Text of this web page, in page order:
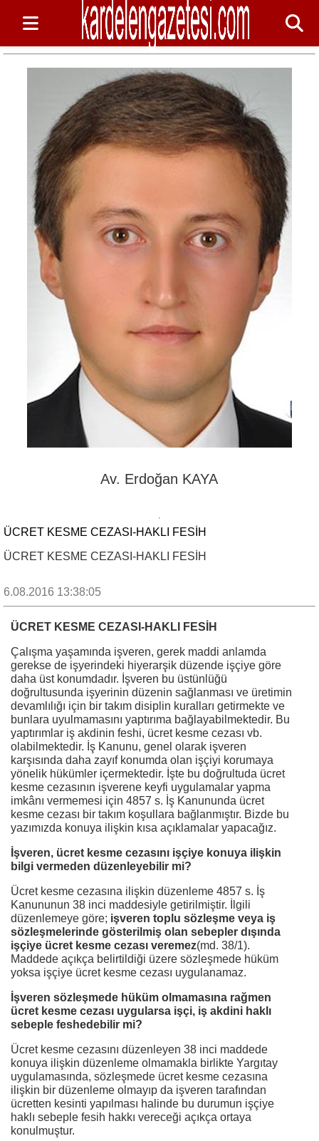
Av. Erdoğan KAYA
ÜCRET KESME CEZASI-HAKLI FESİH
ÜCRET KESME CEZASI-HAKLI FESİH
6.08.2016 13:38:05
ÜCRET KESME CEZASI-HAKLI FESİH
Çalışma yaşamında işveren, gerek maddi anlamda
gerekse de işyerindeki hiyerarşik düzende işçiye göre
daha üst konumdadır. İşveren bu üstünlüğü
doğrultusunda işyerinin düzenin sağlanması ve üretimin
devamlılığı için bir takım disiplin kuralları getirmekte ve
bunlara uyulmamasını yaptırıma bağlayabilmektedir. Bu
yaptırımlar iş akdinin feshi, ücret kesme cezası vb.
olabilmektedir. İş Kanunu, genel olarak işveren
karşısında daha zayıf konumda olan işçiyi korumaya
yönelik hükümler içermektedir. İşte bu doğrultuda ücret
kesme cezasının işverene keyfi uygulamalar yapma
imkânı vermemesi için 4857 s. İş Kanununda ücret
kesme cezası bir takım koşullara bağlanmıştır. Bizde bu
yazımızda konuya ilişkin kısa açıklamalar yapacağız.
İşveren, ücret kesme cezasını işçiye konuya ilişkin
bilgi vermeden düzenleyebilir mi?
Ücret kesme cezasına ilişkin düzenleme 4857 s. İş
Kanununun 38 inci maddesiyle getirilmiştir. İlgili
düzenlemeye göre; işveren toplu sözleşme veya iş
sözleşmelerinde gösterilmiş olan sebepler dışında
işçiye ücret kesme cezası veremez(md. 38/1).
Maddede açıkça belirtildiği üzere sözleşmede hüküm
yoksa işçiye ücret kesme cezası uygulanamaz.
İşveren sözleşmede hüküm olmamasına rağmen
ücret kesme cezası uygularsa işçi, iş akdini haklı
sebeple feshedebilir mi?
Ücret kesme cezasını düzenleyen 38 inci maddede
konuya ilişkin düzenleme olmamakla birlikte Yargıtay
uygulamasında, sözleşmede ücret kesme cezasına
ilişkin bir düzenleme olmayıp da işveren tarafından
ücretten kesinti yapılması halinde bu durumun işçiye
haklı sebeple fesih hakkı vereceği açıkça ortaya
konulmuştur.